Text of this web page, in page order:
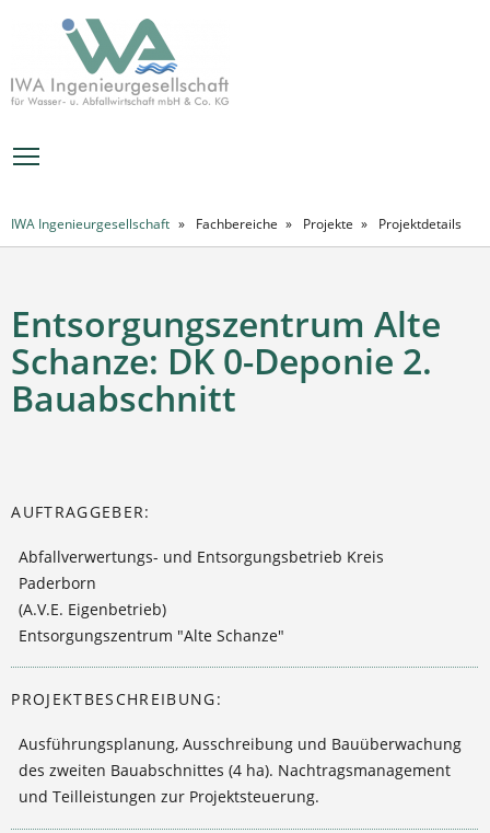
IWA Ingenieurgesellschaft Fachbereiche Projekte Projektdetails
Entsorgungszentrum Alte
Schanze: DK 0-Deponie 2.
Bauabschnitt
AUFTRAGGEBER:
Abfallverwertungs- und Entsorgungsbetrieb Kreis
Paderborn
(A.V.E. Eigenbetrieb)
Entsorgungszentrum "Alte Schanze"
PROJEKTBESCHREIBUNG:
Ausführungsplanung, Ausschreibung und Bauüberwachung
des zweiten Bauabschnittes (4 ha). Nachtragsmanagement
und Teilleistungen zur Projektsteuerung.